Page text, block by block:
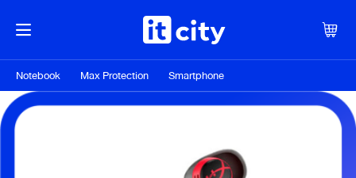
Notebook Max Protection Smartphone